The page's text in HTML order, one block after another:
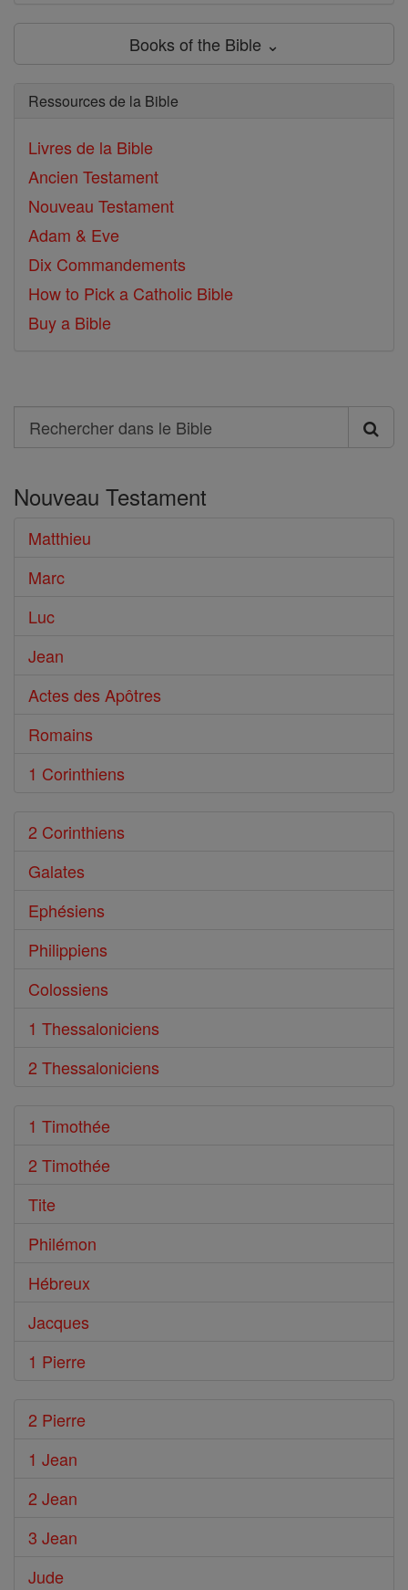
Books of the Bible ⌄
Ressources de la Bible
Livres de la Bible
Ancien Testament
Nouveau Testament
Adam & Eve
Dix Commandements
How to Pick a Catholic Bible
Buy a Bible
Search
Rechercher
le
Bible
Nouveau Testament
Matthieu
Marc
Luc
Jean
Actes des Apôtres
Romains
1 Corinthiens
2 Corinthiens
Galates
Ephésiens
Philippiens
Colossiens
1 Thessaloniciens
2 Thessaloniciens
1 Timothée
2 Timothée
Tite
Philémon
Hébreux
Jacques
1 Pierre
2 Pierre
1 Jean
2 Jean
3 Jean
Jude